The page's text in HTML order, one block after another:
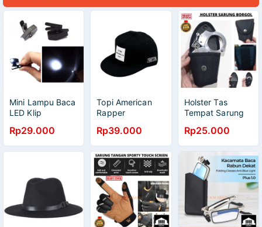
Mini Lampu Baca
LED Klip
GlassLight 1Pcs
Serbaguna
ZMD00165
Rp29.000
Topi American
Rapper
Hop Hat N86
Brooklyn Twenty
Rp39.000
Holster Tas
Tempat Sarung
Serbaguna
113188
Rp25.000